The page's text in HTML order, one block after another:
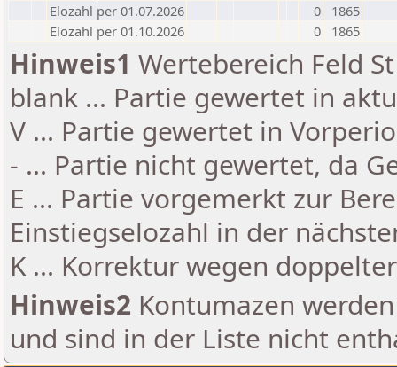
Elozahl per 01.07.2026
0
1865
Elozahl per 01.10.2026
0 1865
Hinweis1 Wertebereich Feld
blank ... Partie gewertet in
V ... Partie gewertet in
- ... Partie nicht gewertet, da
E ... Partie vorgemerkt zur
Einstiegselozahl in der
K ... Korrektur wegen
Hinweis2 Kontumazen
und sind in der Liste nicht